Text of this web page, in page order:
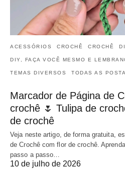
ACESSÓRIOS CROCHÊ CROCHÊ
DIY, FAÇA VOCÊ MESMO E
TEMAS DIVERSOS TODAS AS
Marcador de Página de
crochê 🌷 Tulipa de
de crochê
Veja neste artigo, de forma gratuita,
de Crochê com flor de crochê.
passo a passo…
10 de julho de 2026